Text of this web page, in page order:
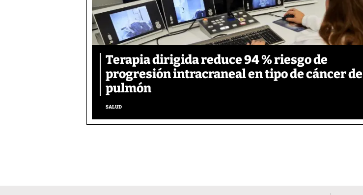
Terapia dirigida reduce 94 % riesgo de
progresión intracraneal en tipo de cáncer de
pulmón
SALUD